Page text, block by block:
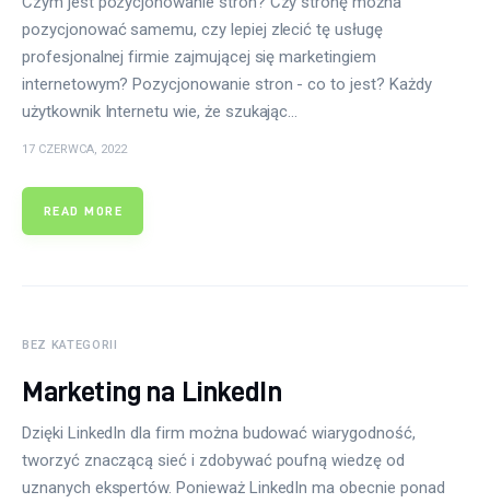
pozycjonować samemu, czy lepiej zlecić tę usługę
profesjonalnej firmie zajmującej się marketingiem
internetowym? Pozycjonowanie stron - co to jest? Każdy
użytkownik Internetu wie, że szukając…
17 CZERWCA, 2022
READ MORE
BEZ KATEGORII
Marketing na LinkedIn
Dzięki LinkedIn dla firm można budować wiarygodność,
tworzyć znaczącą sieć i zdobywać poufną wiedzę od
uznanych ekspertów. Ponieważ LinkedIn ma obecnie ponad